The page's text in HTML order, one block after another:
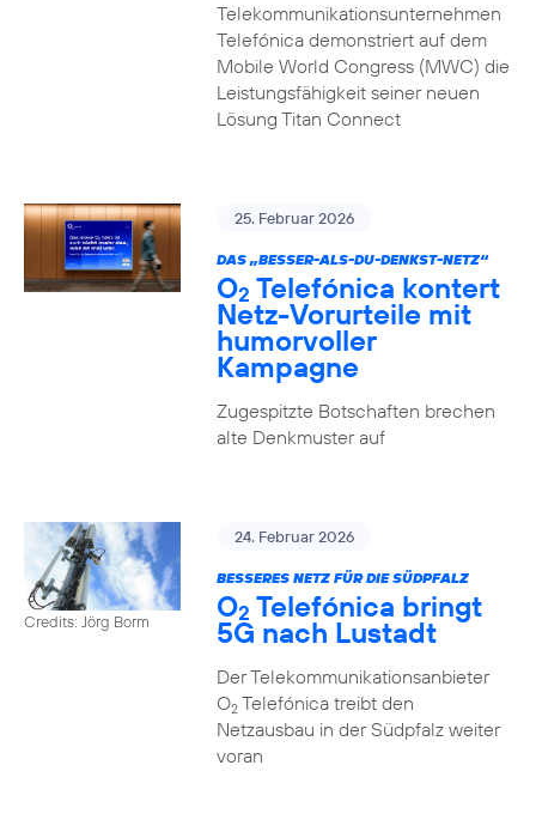
Telekommunikationsunternehmen
Telefónica demonstriert auf dem
Mobile World Congress (MWC) die
Leistungsfähigkeit seiner neuen
Lösung Titan Connect
25. Februar 2026
DAS „BESSER-ALS-DU-DENKST-NETZ“
O2 Telefónica kontert
Netz-Vorurteile mit
humorvoller
Kampagne
Zugespitzte Botschaften brechen
alte Denkmuster auf
Credits: Jörg Borm
24. Februar 2026
BESSERES NETZ FÜR DIE SÜDPFALZ
O2 Telefónica bringt
5G nach Lustadt
Der Telekommunikationsanbieter
O2Telefónica treibt den
Netzausbau in der Südpfalz weiter
voran